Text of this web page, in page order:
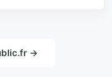
→